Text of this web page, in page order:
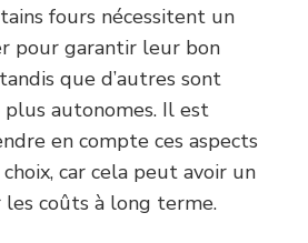
fours nécessitent un
pour garantir leur bon
que d’autres sont
autonomes. Il est
en compte ces aspects
car cela peut avoir un
coûts à long terme.